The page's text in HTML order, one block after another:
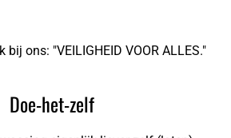
bij ons: "VEILIGHEID VOOR ALLES."
Doe-het-zelf